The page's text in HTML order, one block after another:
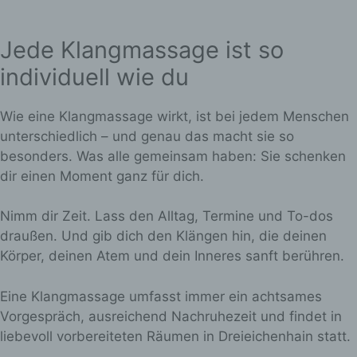
Jede Klangmassage ist so
individuell wie du
Wie eine Klangmassage wirkt, ist bei jedem Menschen
unterschiedlich – und genau das macht sie so
besonders. Was alle gemeinsam haben: Sie schenken
dir einen Moment ganz für dich.
Nimm dir Zeit. Lass den Alltag, Termine und To-dos
draußen. Und gib dich den Klängen hin, die deinen
Körper, deinen Atem und dein Inneres sanft berühren.
Eine Klangmassage umfasst immer ein achtsames
Vorgespräch, ausreichend Nachruhezeit und findet in
liebevoll vorbereiteten Räumen in Dreieichenhain statt.
Empfänger ist eine natürliche oder
juristische Person, Behörde, Einrichtung
oder andere Stelle, der personenbezogene
davon, ob es sich bei ihr um einen Dritten
handelt oder nicht. Behörden, die im
Rahmen eines bestimmten
Untersuchungsauftrags nach dem
Unionsrecht oder dem Recht der
jedoch nicht als Empfänger.
j) Dritter
Person, Behörde, Einrichtung oder andere
Stelle außer der betroffenen Person, dem
Verantwortlichen, dem Auftragsverarbeiter
und den Personen, die unter der